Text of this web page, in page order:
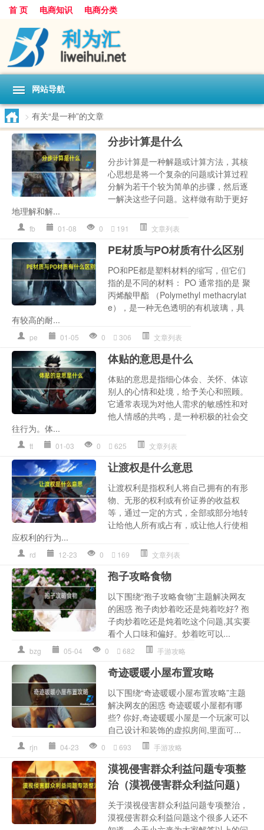
首 页 电商知识 电商分类
网站导航
> 有关“是一种”的文章
分步计算是什么
分步计算是一种解题或计算方法，其核
心思想是将一个复杂的问题或计算过程
分解为若干个较为简单的步骤，然后逐
一解决这些子问题。这样做有助于更好
地理解和解...
fb 01-08 0 191 文章列表
PE材质与PO材质有什么区别
PO和PE都是塑料材料的缩写，但它们
指的是不同的材料： PO 通常指的是 聚
丙烯酸甲酯 （Polymethyl methacrylat
e），是一种无色透明的有机玻璃，具
有较高的耐...
pe 01-05 0 306 文章列表
体贴的意思是什么
体贴的意思是指细心体会、关怀、体谅
别人的心情和处境，给予关心和照顾。
它通常表现为对他人需求的敏感性和对
他人情感的共鸣，是一种积极的社会交
往行为。体...
tt 01-03 0 625 文章列表
让渡权是什么意思
让渡权利是指权利人将自己拥有的有形
物、无形的权利或有价证券的收益权
等，通过一定的方式，全部或部分地转
让给他人所有或占有，或让他人行使相
应权利的行为...
rd 12-23 0 169 文章列表
孢子攻略食物
以下围绕“孢子攻略食物”主题解决网友
的困惑 孢子肉炒着吃还是炖着吃好? 孢
子肉炒着吃还是炖着吃这个问题,其实要
看个人口味和偏好。炒着吃可以...
bzg 05-04 0 682 手游攻略
奇迹暖暖小屋布置攻略
以下围绕“奇迹暖暖小屋布置攻略”主题
解决网友的困惑 奇迹暖暖小屋都有哪
些? 你好,奇迹暖暖小屋是一个玩家可以
自己设计和装饰的虚拟房间,里面可...
rjn 04-23 0 693 手游攻略
漠视侵害群众利益问题专项整
治（漠视侵害群众利益问题）
关于漠视侵害群众利益问题专项整治，
漠视侵害群众利益问题这个很多人还不